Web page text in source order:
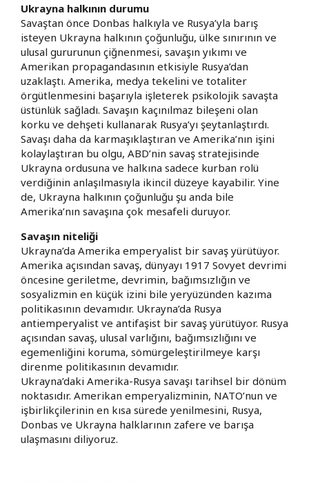
Ukrayna halkının durumu
Savaştan önce Donbas halkıyla ve Rusya’yla barış
isteyen Ukrayna halkının çoğunluğu, ülke sınırının ve
ulusal gururunun çiğnenmesi, savaşın yıkımı ve
Amerikan propagandasının etkisiyle Rusya’dan
uzaklaştı. Amerika, medya tekelini ve totaliter
örgütlenmesini başarıyla işleterek psikolojik savaşta
üstünlük sağladı. Savaşın kaçınılmaz bileşeni olan
korku ve dehşeti kullanarak Rusya’yı şeytanlaştırdı.
Savaşı daha da karmaşıklaştıran ve Amerika’nın işini
kolaylaştıran bu olgu, ABD’nin savaş stratejisinde
Ukrayna ordusuna ve halkına sadece kurban rolü
verdiğinin anlaşılmasıyla ikincil düzeye kayabilir. Yine
de, Ukrayna halkının çoğunluğu şu anda bile
Amerika’nın savaşına çok mesafeli duruyor.
Savaşın niteliği
Ukrayna’da Amerika emperyalist bir savaş yürütüyor.
Amerika açısından savaş, dünyayı 1917 Sovyet devrimi
öncesine geriletme, devrimin, bağımsızlığın ve
sosyalizmin en küçük izini bile yeryüzünden kazıma
politikasının devamıdır. Ukrayna’da Rusya
antiemperyalist ve antifaşist bir savaş yürütüyor. Rusya
açısından savaş, ulusal varlığını, bağımsızlığını ve
egemenliğini koruma, sömürgeleştirilmeye karşı
direnme politikasının devamıdır.
Ukrayna’daki Amerika-Rusya savaşı tarihsel bir dönüm
noktasıdır. Amerikan emperyalizminin, NATO’nun ve
işbirlikçilerinin en kısa sürede yenilmesini, Rusya,
Donbas ve Ukrayna halklarının zafere ve barışa
ulaşmasını diliyoruz.